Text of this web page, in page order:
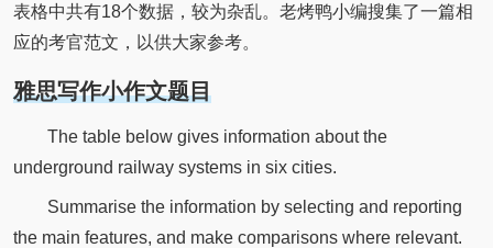
表格中共有18个数据，较为杂乱。老烤鸭小编搜集了一篇相
应的考官范文，以供大家参考。
雅思写作小作文题目
The table below gives information about the
underground railway systems in six cities.
Summarise the information by selecting and reporting
the main features, and make comparisons where relevant.